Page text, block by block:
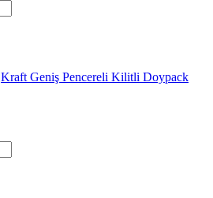
Kraft Geniş Pencereli Kilitli Doypack